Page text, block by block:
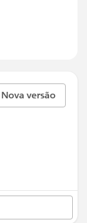
Nova versão